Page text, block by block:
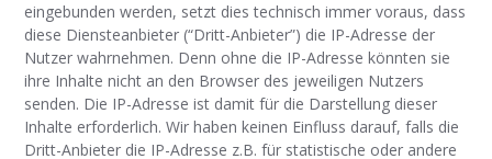
eingebunden werden, setzt dies technisch immer voraus, dass
diese Diensteanbieter (“Dritt-Anbieter”) die IP-Adresse der
Nutzer wahrnehmen. Denn ohne die IP-Adresse könnten sie
ihre Inhalte nicht an den Browser des jeweiligen Nutzers
senden. Die IP-Adresse ist damit für die Darstellung dieser
Inhalte erforderlich. Wir haben keinen Einfluss darauf, falls die
Dritt-Anbieter die IP-Adresse z.B. für statistische oder andere